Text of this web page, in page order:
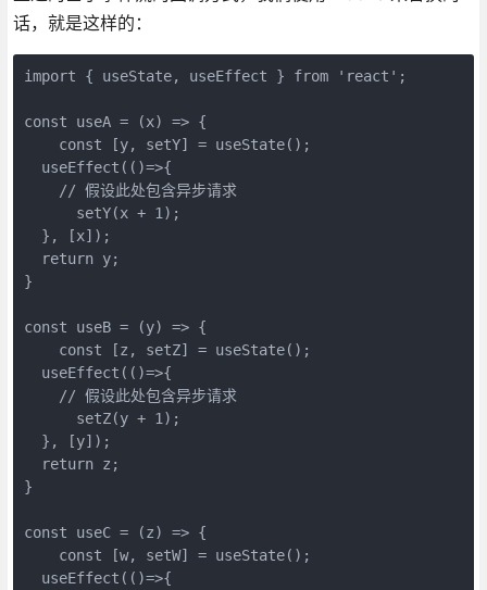
话，就是这样的：
import { useState, useEffect } from 'react';
const useA = (x) => {
    const [y, setY] = useState();
  useEffect(()=>{
    // 假设此处包含异步请求
      setY(x + 1);
  }, [x]);
  return y;
}
const useB = (y) => {
    const [z, setZ] = useState();
  useEffect(()=>{
    // 假设此处包含异步请求
      setZ(y + 1);
  }, [y]);
  return z;
}
const useC = (z) => {
    const [w, setW] = useState();
  useEffect(()=>{